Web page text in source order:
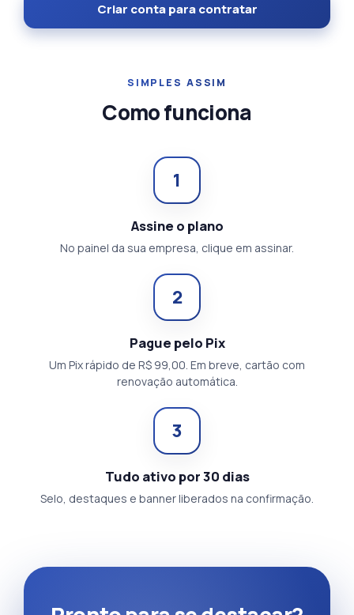
Criar conta para contratar
SIMPLES ASSIM
Como funciona
1
Assine o plano
No painel da sua empresa, clique em assinar.
2
Pague pelo Pix
Um Pix rápido de R$ 99,00. Em breve, cartão com
renovação automática.
3
Tudo ativo por 30 dias
Selo, destaques e banner liberados na confirmação.